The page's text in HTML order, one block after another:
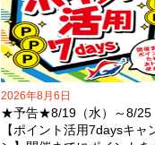
2026年8月6日
★予告★8/19（水）～8/25
【ポイント活用7daysキャ